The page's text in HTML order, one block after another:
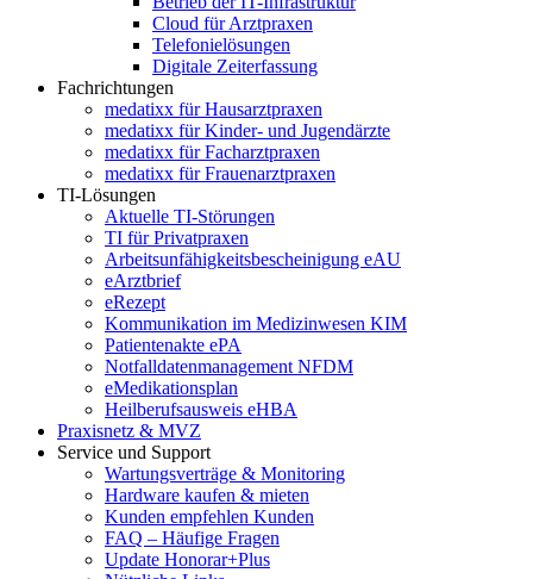
Cloud für Arztpraxen
Telefonielösungen
Digitale Zeiterfassung
Fachrichtungen
medatixx für Hausarztpraxen
medatixx für Kinder- und Jugendärzte
medatixx für Facharztpraxen
medatixx für Frauenarztpraxen
TI-Lösungen
Aktuelle TI-Störungen
TI für Privatpraxen
Arbeitsunfähigkeitsbescheinigung eAU
eArztbrief
eRezept
Kommunikation im Medizinwesen KIM
Patientenakte ePA
Notfalldatenmanagement NFDM
eMedikationsplan
Heilberufsausweis eHBA
Praxisnetz & MVZ
Service und Support
Wartungsverträge & Monitoring
Hardware kaufen & mieten
Kunden empfehlen Kunden
FAQ – Häufige Fragen
Update Honorar+Plus